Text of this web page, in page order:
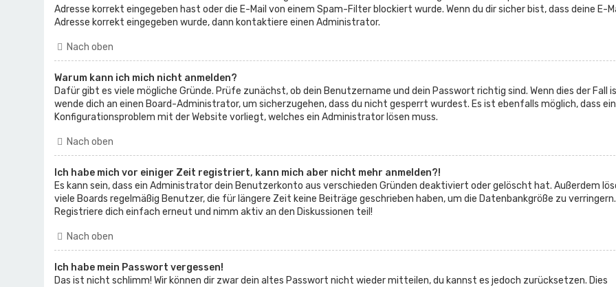
Adresse korrekt eingegeben hast oder die E-Mail von einem Spam-Filter blockiert wurde. Wenn du dir sicher bist, dass deine E-
Adresse korrekt eingegeben wurde, dann kontaktiere einen Administrator.
Nach oben
Warum kann ich mich nicht anmelden?
Dafür gibt es viele mögliche Gründe. Prüfe zunächst, ob dein Benutzername und dein Passwort richtig sind. Wenn dies der Fall
wende dich an einen Board-Administrator, um sicherzugehen, dass du nicht gesperrt wurdest. Es ist ebenfalls möglich, dass ein
Konfigurationsproblem mit der Website vorliegt, welches ein Administrator lösen muss.
Nach oben
Ich habe mich vor einiger Zeit registriert, kann mich aber nicht mehr anmelden?!
Es kann sein, dass ein Administrator dein Benutzerkonto aus verschieden Gründen deaktiviert oder gelöscht hat. Außerdem
viele Boards regelmäßig Benutzer, die für längere Zeit keine Beiträge geschrieben haben, um die Datenbankgröße zu verringern.
Registriere dich einfach erneut und nimm aktiv an den Diskussionen teil!
Nach oben
Ich habe mein Passwort vergessen!
Das ist nicht schlimm! Wir können dir zwar dein altes Passwort nicht wieder mitteilen, du kannst es jedoch zurücksetzen. Dies